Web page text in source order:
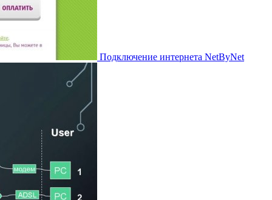
Подключение интернета NetByNet